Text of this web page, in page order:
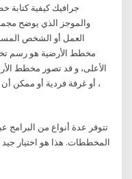
جرافيك كيفية
والموجز الذي يوضح
العمل أو الشخص
مخطط الأرضية هو رسم
الأعلى، و قد تصور مخطط
، أو غرفة فردية أو ممكن
تتوفر عدة أنواع من البرامج
المخططات. هذا هو اختيار جيد